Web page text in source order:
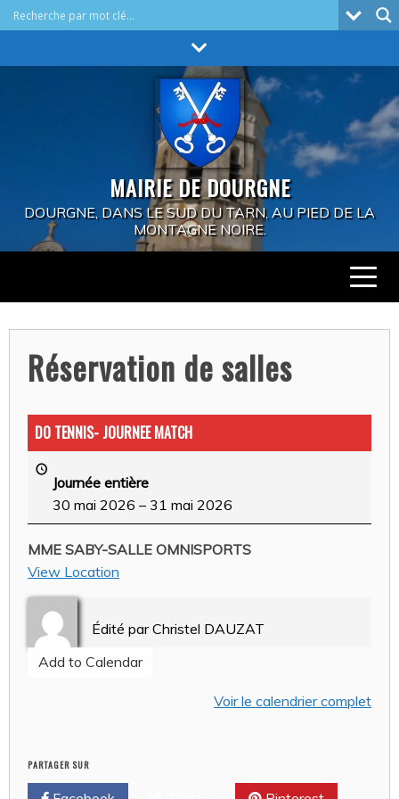
to
MAIRIE DE DOURGNE
DOURGNE, DANS LE SUD DU TARN, AU PIED DE LA
MONTAGNE NOIRE.
Réservation de salles
DO TENNIS- JOURNEE MATCH
Journée entière
30 mai 2026 – 31 mai 2026
MME SABY-SALLE OMNISPORTS
View Location
Édité par Christel DAUZAT
Add to Calendar
Voir le calendrier complet
PARTAGER SUR